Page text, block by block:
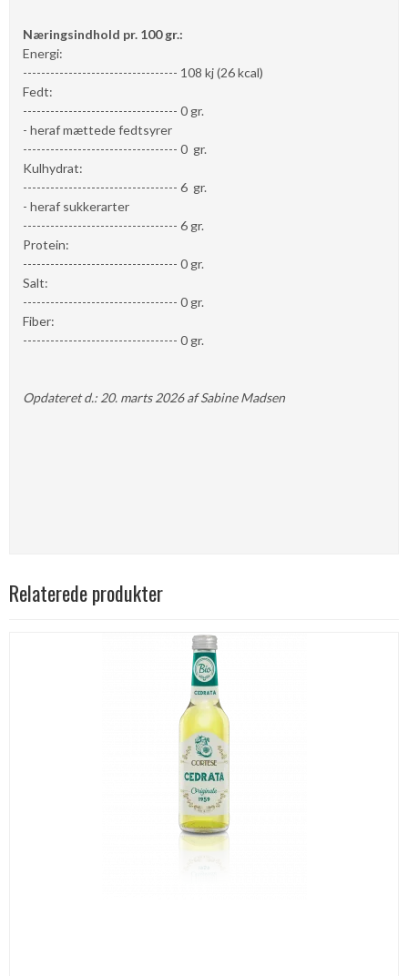
Næringsindhold pr. 100 gr.:
Energi:
---------------------------------- 108 kj (26 kcal)
Fedt:
---------------------------------- 0 gr.
- heraf mættede fedtsyrer
---------------------------------- 0 gr.
Kulhydrat:
---------------------------------- 6 gr.
- heraf sukkerarter
---------------------------------- 6 gr.
Protein:
---------------------------------- 0 gr.
Salt:
---------------------------------- 0 gr.
Fiber:
---------------------------------- 0 gr.
Opdateret d.: 20. marts 2026 af Sabine Madsen
Relaterede produkter